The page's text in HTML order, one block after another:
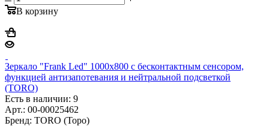
В корзину
Зеркало "Frank Led" 1000х800 с бесконтактным сенсором,
функцией антизапотевания и нейтральной подсветкой
(TORO)
Есть в наличии: 9
Арт.: 00-00025462
Бренд: TORO (Торо)